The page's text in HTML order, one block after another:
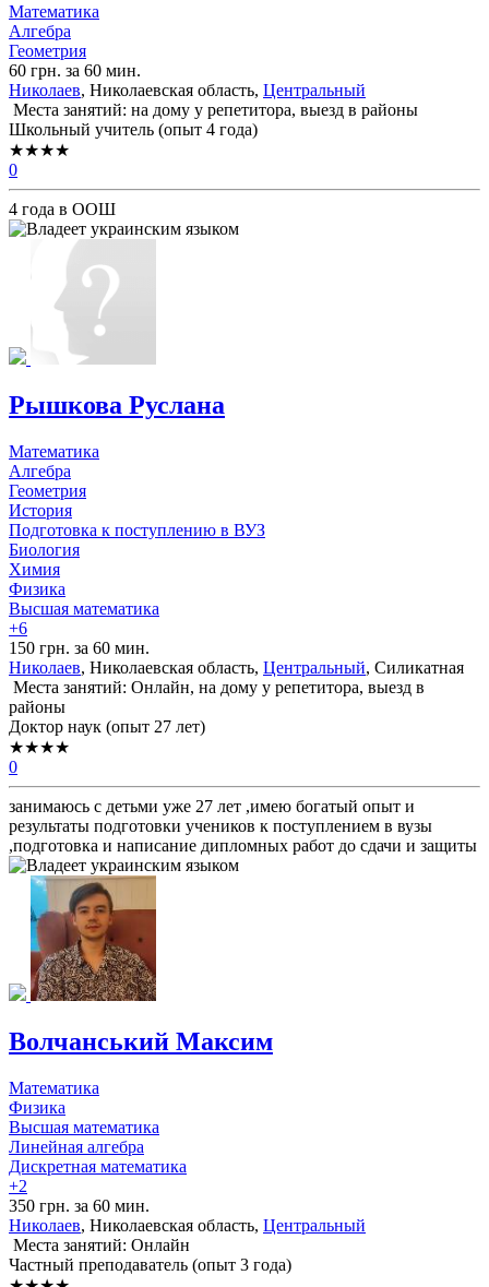
Математика
Алгебра
Геометрия
60 грн. за 60 мин.
Николаев, Николаевская область, Центральный
Места занятий: на дому у репетитора, выезд в районы
Школьный учитель (опыт 4 года)
★★★★
0
4 года в ООШ
Рышкова Руслана
Математика
Алгебра
Геометрия
История
Подготовка к поступлению в ВУЗ
Биология
Химия
Физика
Высшая математика
+6
150 грн. за 60 мин.
Николаев, Николаевская область, Центральный, Силикатная
Места занятий: Онлайн, на дому у репетитора, выезд в
районы
Доктор наук (опыт 27 лет)
★★★★
0
занимаюсь с детьми уже 27 лет ,имею богатый опыт и
результаты подготовки учеников к поступлением в вузы
,подготовка и написание дипломных работ до сдачи и защиты
Волчанський Максим
Математика
Физика
Высшая математика
Линейная алгебра
Дискретная математика
+2
350 грн. за 60 мин.
Николаев, Николаевская область, Центральный
Места занятий: Онлайн
Частный преподаватель (опыт 3 года)